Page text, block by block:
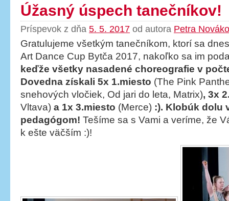
Úžasný úspech tanečníkov!
Príspevok z dňa 5. 5. 2017 od autora Petra
Gratulujeme všetkým tanečníkom, ktorí sa
Art Dance Cup Bytča 2017, nakoľko sa im
keďže všetky nasadené choreografie v
Dovedna získali 5x 1.miesto (The Pink
snehových vločiek, Od jari do leta, Matrix), 3x
Vltava) a 1x 3.miesto (Merce) :). Klobúk dolu
pedagógom! Tešíme sa s Vami a veríme, že
k ešte väčším :)!